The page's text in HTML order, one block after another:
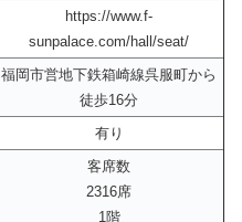
https://www.f-
sunpalace.com/hall/seat/
福岡市営地下鉄箱崎線呉服町から
徒歩16分
有り
客席数
2316席
1階